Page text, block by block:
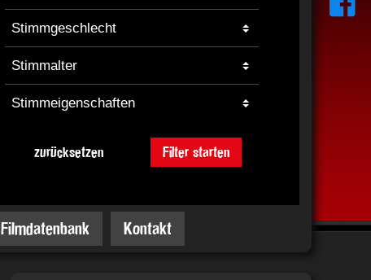
zurücksetzen Filter starten
Filmdatenbank Kontakt